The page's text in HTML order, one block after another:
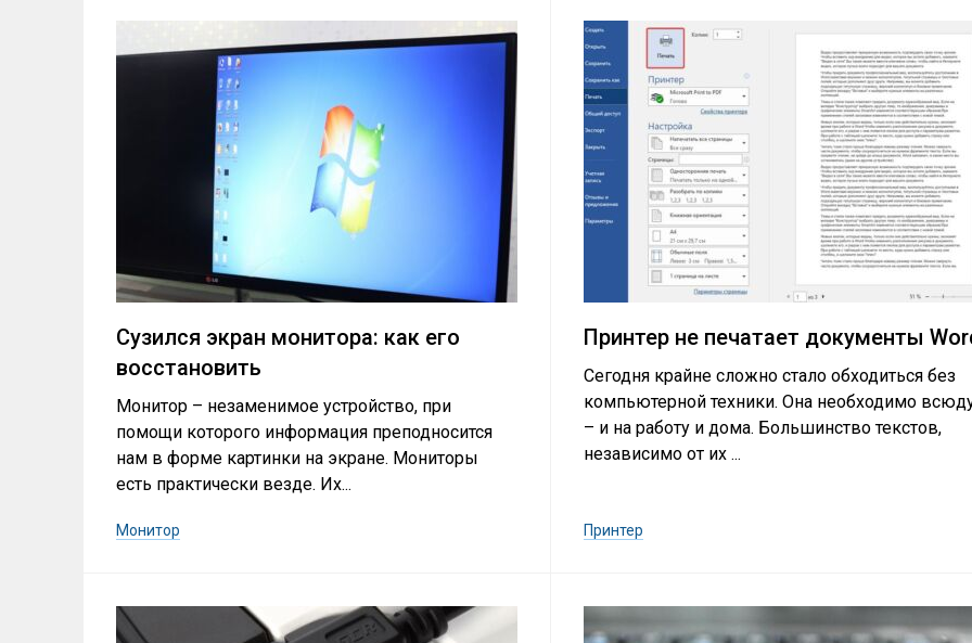
Сузился экран монитора: как его
восстановить
Монитор – незаменимое устройство, при
помощи которого информация преподносится
нам в форме картинки на экране. Мониторы
есть практически везде. Их...
Монитор
Принтер не печатает документы
Сегодня крайне сложно стало обходиться без
компьютерной техники. Она необходимо
– и на работу и дома. Большинство текстов,
независимо от их ...
Принтер